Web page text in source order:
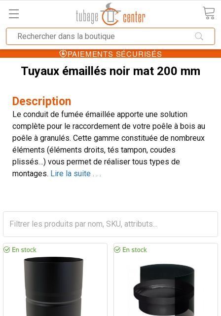
PAIEMENTS SÉCURISÉS
Tuyaux émaillés noir mat 200 mm
Description
Le conduit de fumée émaillée apporte une solution
complète pour le raccordement de votre poêle à bois au
poêle à granulés. Cette gamme constituée de nombreux
éléments (éléments droits, tés tampon, coudes
plissés…) vous permet de réaliser tous types de
montages. Lire la suite . . .